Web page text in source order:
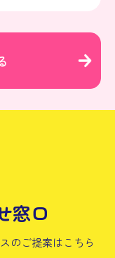
窓口
のご提案はこちら